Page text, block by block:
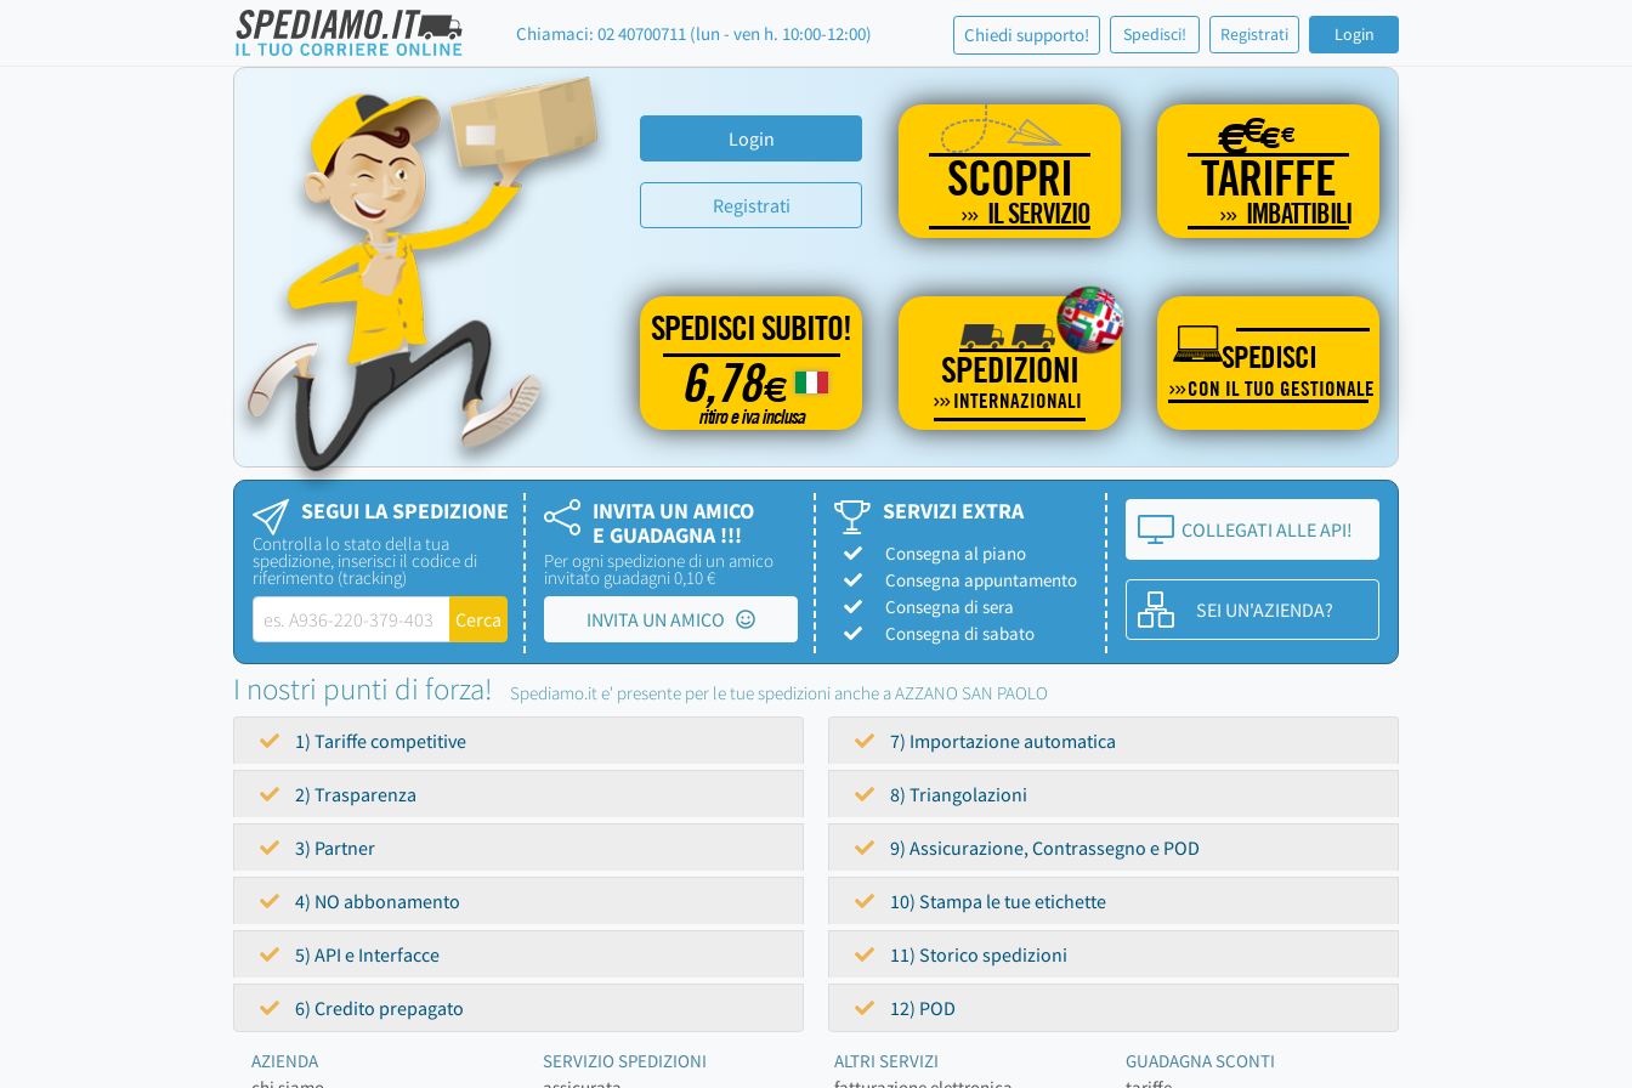
Chiamaci: 02 40700711 (lun - ven h. 10:00-12:00) Chiedi supporto! Spedisci! Registrati Login
Login
Registrati SCOPRI
IL SERVIZIO
€€€€
TARIFFE
IMBATTIBILI
SPEDISCI SUBITO!
6,78€
ritiro e iva inclusa
SPEDIZIONI
INTERNAZIONALI
SPEDISCI
CON IL TUO GESTIONALE
SEGUI LA SPEDIZIONE
Controlla lo stato della tua
spedizione, inserisci il codice di
riferimento (tracking)
INVITA UN AMICO
E GUADAGNA !!!
Per ogni spedizione di un amico
invitato guadagni 0,10 €
INVITA UN AMICO
SERVIZI EXTRA
Consegna al piano
Consegna appuntamento
Consegna di sera
Consegna di sabato
COLLEGATI ALLE API!
SEI UN'AZIENDA?
I nostri punti di forza! Spediamo.it e' presente per le tue spedizioni anche a AZZANO SAN PAOLO
1) Tariffe competitive
2) Trasparenza
3) Partner
4) NO abbonamento
5) API e Interfacce
6) Credito prepagato
7) Importazione automatica
8) Triangolazioni
9) Assicurazione, Contrassegno e POD
10) Stampa le tue etichette
11) Storico spedizioni
12) POD
AZIENDA
SERVIZIO SPEDIZIONI
ALTRI SERVIZI
GUADAGNA SCONTI